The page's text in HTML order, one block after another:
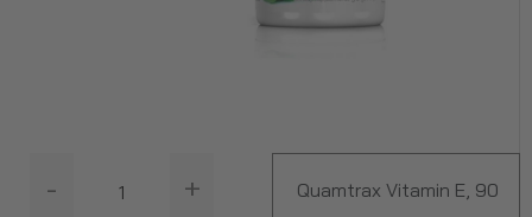
- + Quamtrax Vitamin E, 90